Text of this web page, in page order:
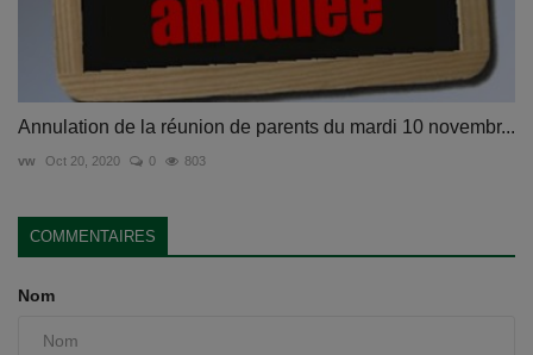
Annulation de la réunion de parents du mardi 10 novembr...
vw Oct 20, 2020 0 803
COMMENTAIRES
Nom